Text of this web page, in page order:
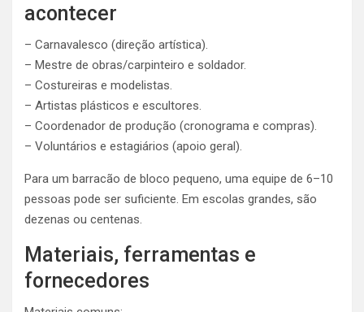
acontecer
– Carnavalesco (direção artística).
– Mestre de obras/carpinteiro e soldador.
– Costureiras e modelistas.
– Artistas plásticos e escultores.
– Coordenador de produção (cronograma e compras).
– Voluntários e estagiários (apoio geral).
Para um barracão de bloco pequeno, uma equipe de 6–10
pessoas pode ser suficiente. Em escolas grandes, são
dezenas ou centenas.
Materiais, ferramentas e
fornecedores